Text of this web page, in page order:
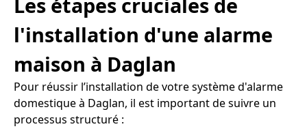
l'installation d'une alarme
maison à Daglan
Pour réussir l’installation de votre système d'alarme
domestique à Daglan, il est important de suivre un
processus structuré :